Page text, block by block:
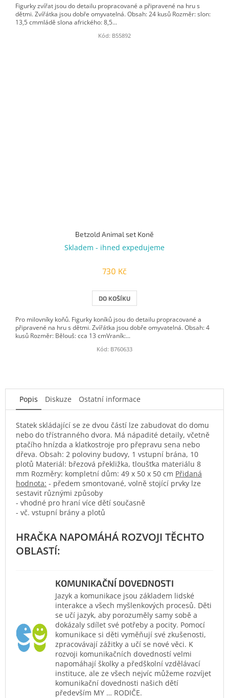
Figurky zvířat jsou do detailu propracované a připravené na hru s
dětmi. Zvířátka jsou dobře omyvatelná. Obsah: 24 kusů Rozměr: slon:
13,5 cmmládě slona afrického: 8,5...
Kód: B55892
Betzold Animal set Koně
Skladem - ihned expedujeme
730 Kč
DO KOŠÍKU
Pro milovníky koňů. Figurky koníků jsou do detailu propracované a
připravené na hru s dětmi. Zvířátka jsou dobře omyvatelná. Obsah: 4
kusů Rozměr: Bělouš: cca 13 cmVraník:...
Kód: B760633
Popis Diskuze Ostatní informace
Statek skládající se ze dvou částí lze zabudovat do domu
nebo do třístranného dvora. Má nápadité detaily, včetně
ptačího hnízda a klatkostroje pro přepravu sena nebo
dřeva. Obsah: 2 poloviny budovy, 1 vstupní brána, 10
plotů Materiál: březová překližka, tloušťka materiálu 8
mm Rozměry: kompletní dům: 49 x 50 x 50 cm Přidaná
hodnota: - předem smontované, volně stojící prvky lze
sestavit různými způsoby
- vhodné pro hraní více dětí současně
- vč. vstupní brány a plotů
KOMUNIKAČNÍ DOVEDNOSTI
Jazyk a komunikace jsou základem lidské
interakce a všech myšlenkových procesů. Děti
se učí jazyk, aby porozuměly samy sobě a
dokázaly sdílet své potřeby a pocity. Pomocí
komunikace si děti vyměňují své zkušenosti,
zpracovávají zážitky a učí se nové věci. K
rozvoji komunikačních dovedností velmi
napomáhají školky a předškolní vzdělávací
instituce, ale ze všech nejvíc můžeme rozvíjet
komunikační dovednosti našich dětí
především MY … RODIČE.